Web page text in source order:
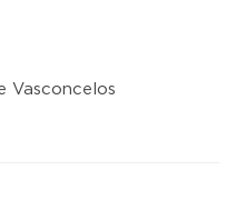
Vasconcelos